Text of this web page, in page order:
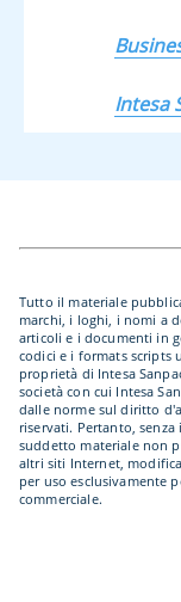
Intesa
Tutto il materiale
marchi, i loghi, i nomi a
articoli e i documenti in
codici e i formats scripts
proprietà di Intesa
società con cui Intesa
dalle norme sul diritto
riservati. Pertanto,
suddetto materiale non
altri siti Internet,
per uso esclusivamente
commerciale.